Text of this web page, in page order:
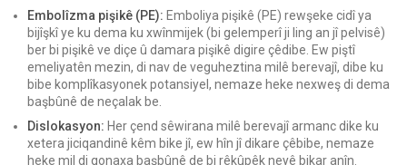
Embolîzma pişikê (PE): Emboliya pişikê (PE) rewşeke cidî ya
bijîşkî ye ku dema ku xwînmijek (bi gelemperî ji ling an jî pelvisê)
ber bi pişikê ve diçe û damara pişikê digire çêdibe. Ew piştî
emeliyatên mezin, di nav de veguheztina milê berevajî, dibe ku
bibe komplîkasyonek potansiyel, nemaze heke nexweş di dema
başbûnê de neçalak be.
Dislokasyon: Her çend sêwirana milê berevajî armanc dike ku
xetera jiciqandinê kêm bike jî, ew hîn jî dikare çêbibe, nemaze
heke mil di qonaxa başbûnê de bi rêkûpêk neyê bikar anîn.